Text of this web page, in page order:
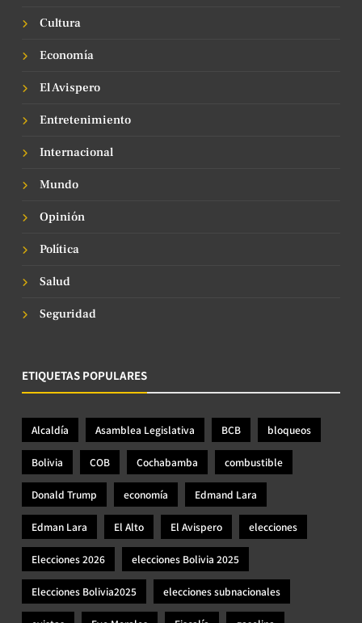
Cultura
Economía
El Avispero
Entretenimiento
Internacional
Mundo
Opinión
Política
Salud
Seguridad
ETIQUETAS POPULARES
Alcaldía Asamblea Legislativa BCB bloqueos
Bolivia COB Cochabamba combustible
Donald Trump economía Edmand Lara
Edman Lara El Alto El Avispero elecciones
Elecciones 2026 elecciones Bolivia 2025
Elecciones Bolivia2025 elecciones subnacionales